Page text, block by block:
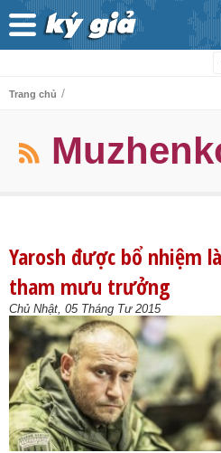
Trang chủ /
Yarosh được bổ nhiệm
tham mưu trưởng
Chủ Nhật, 05 Tháng Tư 2015